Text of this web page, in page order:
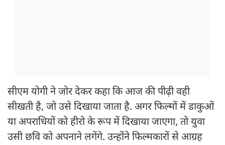
सीएम योगी ने जोर देकर कहा कि आज की पीढ़ी वही
सीखती है, जो उसे दिखाया जाता है. अगर फिल्मों में डाकुओं
या अपराधियों को हीरो के रूप में दिखाया जाएगा, तो युवा
उसी छवि को अपनाने लगेंगे. उन्होंने फिल्मकारों से आग्रह